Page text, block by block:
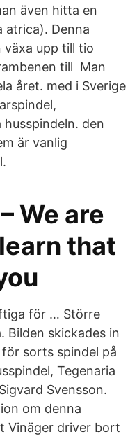
även hitta en
atrica). Denna
växa upp till tio
till Man
året. med i Sverige
den
är vanlig
We are
that
för … Större
Bilden skickades in
sorts spindel på
Tegenaria
Svensson.
om denna
Vinäger driver bort